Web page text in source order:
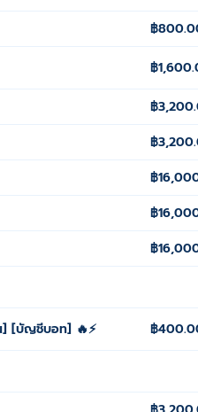
฿
฿
฿
฿
฿
฿
฿
] [บัญชีบอท] 🔥⚡ ฿